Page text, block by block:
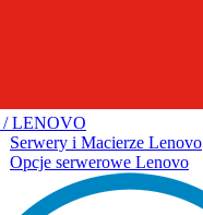
LENOVO
Serwery i Macierze Lenovo
Opcje serwerowe Lenovo